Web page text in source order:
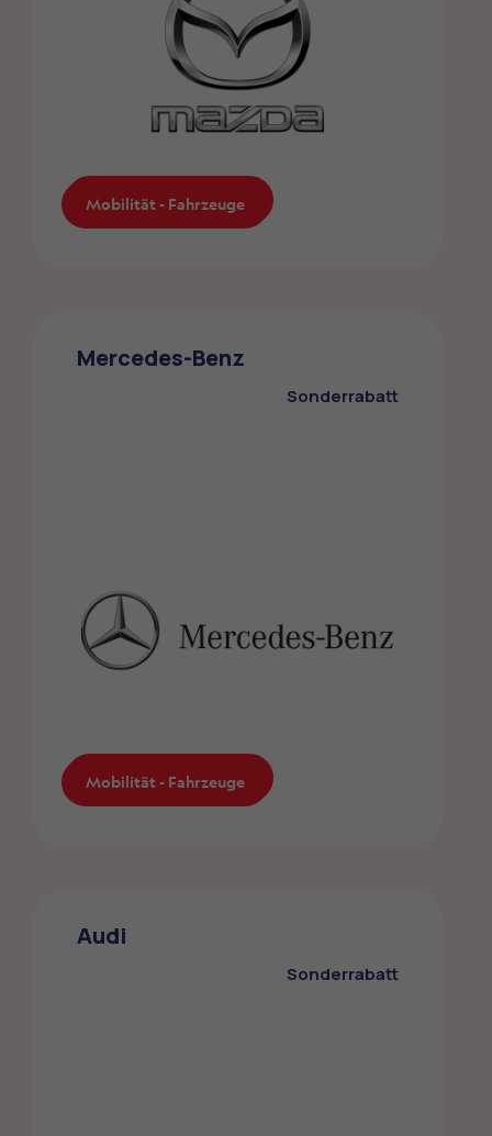
Mobilität - Fahrzeuge
Die ZMLP-Mitglieder profitieren von einem
Mobilität - Fahrzeuge
Mobilität - Fahrzeuge
Die ZMLP-Mitglieder profitieren von einem
Mobilität - Fahrzeuge
Mercedes-Benz
Sonderrabatt
Audi
Sonderrabatt